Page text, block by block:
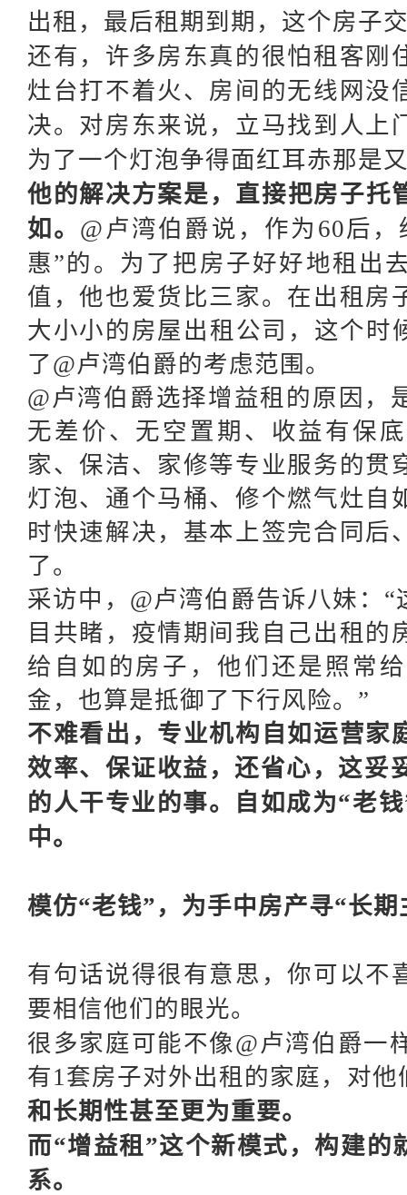
出租，最后租期到期，这个房子
还有，许多房东真的很怕租客刚
灶台打不着火、房间的无线网没
决。对房东来说，立马找到人上
为了一个灯泡争得面红耳赤那是
他的解决方案是，直接把房子托
如。 @卢湾伯爵说，作为60后
惠”的。为了把房子好好地租出
值，他也爱货比三家。在出租房
大小小的房屋出租公司，这个时
了@卢湾伯爵的考虑范围。
@卢湾伯爵选择增益租的原因，
无差价、无空置期、收益有保
家、保洁、家修等专业服务的贯
灯泡、通个马桶、修个燃气灶自
时快速解决，基本上签完合同后
了。
采访中， @卢湾伯爵告诉八妹：
目共睹，疫情期间我自己出租的
给自如的房子，他们还是照常
金，也算是抵御了下行风险。”
不难看出，专业机构自如运营家
效率、保证收益，还省心，这妥
的人干专业的事。自如成为“老
中。
模仿“老钱”，为手中房产寻“长
有句话说得很有意思，你可以不
要相信他们的眼光。
很多家庭可能不像@卢湾伯爵一
有1套房子对外出租的家庭，对他
和长期性甚至更为重要。
而“增益租”这个新模式，构建的
系。